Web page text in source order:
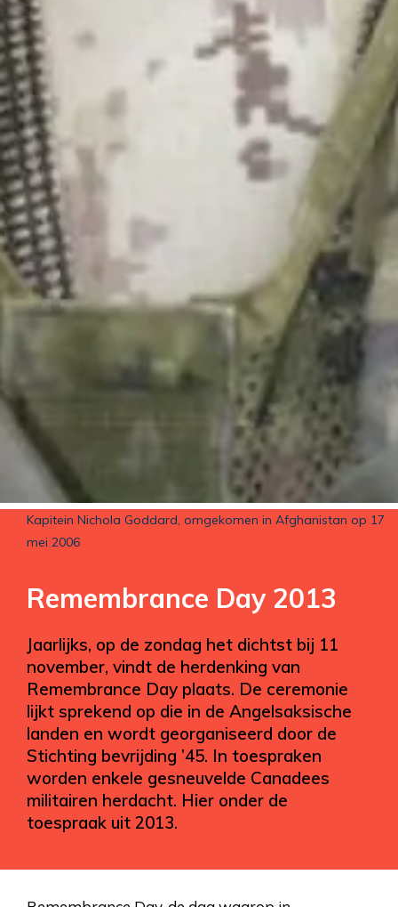
Kapitein Nichola Goddard, omgekomen in Afghanistan op 17
mei 2006
Remembrance Day 2013
Jaarlijks, op de zondag het dichtst bij 11
november, vindt de herdenking van
Remembrance Day plaats. De ceremonie
lijkt sprekend op die in de Angelsaksische
landen en wordt georganiseerd door de
Stichting bevrijding ’45. In toespraken
worden enkele gesneuvelde Canadees
militairen herdacht. Hier onder de
toespraak uit 2013.